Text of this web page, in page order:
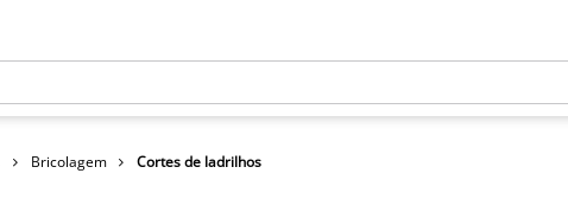
Bricolagem Cortes de ladrilhos